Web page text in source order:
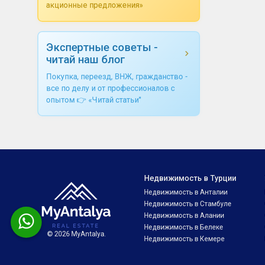
акционные предложения»
Экспертные советы -
читай наш блог
Покупка, переезд, ВНЖ, гражданство -
все по делу и от профессионалов с
опытом 👉 «Читай статьи"
© 2026 MyAntalya.
Недвижимость в Турции
Недвижимость в Анталии
Недвижимость в Стамбуле
Недвижимость в Алании
Недвижимость в Белеке
Недвижимость в Кемере